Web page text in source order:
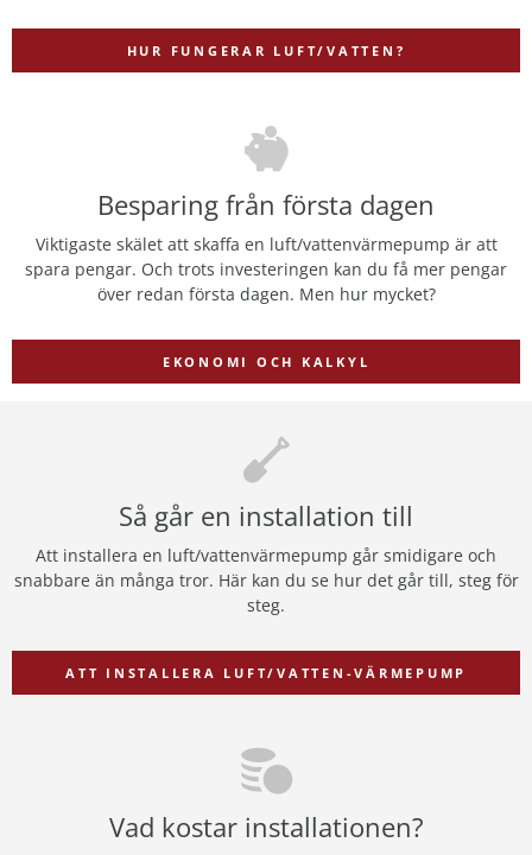
HUR FUNGERAR LUFT/VATTEN?
Besparing från första dagen
Viktigaste skälet att skaffa en luft/vattenvärmepump är att
spara pengar. Och trots investeringen kan du få mer pengar
över redan första dagen. Men hur mycket?
EKONOMI OCH KALKYL
Så går en installation till
Att installera en luft/vattenvärmepump går smidigare och
snabbare än många tror. Här kan du se hur det går till, steg för
steg.
ATT INSTALLERA LUFT/VATTEN-VÄRMEPUMP
Vad kostar installationen?